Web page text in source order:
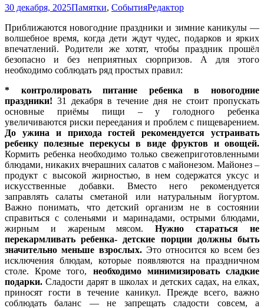
30 декабря, 2025Памятки, СобытияРедактор
Приближаются новогодние праздники и зимние каникулы —
волшебное время, когда дети ждут чудес, подарков и ярких
впечатлений. Родители же хотят, чтобы праздник прошёл
безопасно и без неприятных сюрпризов. А для этого
необходимо соблюдать ряд простых правил:
* контролировать питание ребенка в новогодние
праздники! 31 декабря в течение дня не стоит пропускать
основные приёмы пищи – у голодного ребенка
увеличиваются риски переедания и проблем с пищеварением.
До ужина и прихода гостей рекомендуется устраивать
ребенку полезные перекусы в виде фруктов и овощей.
Кормить ребенка необходимо только свежеприготовленными
блюдами, никаких вчерашних салатов с майонезом. Майонез –
продукт с высокой жирностью, в нем содержатся уксус и
искусственные добавки. Вместо него рекомендуется
заправлять салаты сметаной или натуральным йогуртом.
Важно понимать, что детский организм не в состоянии
справиться с соленьями и маринадами, острыми блюдами,
жирным и жареным мясом.Нужностараться не
перекармливать ребенка- детские порции должны быть
значительно меньше взрослых.Это относится ко всем без
исключения блюдам, которые появляются на праздничном
столе. Кроме того, необходимо минимизировать сладкие
подарки. Сладости дарят в школах и детских садах, на елках,
приносят гости в течение каникул. Прежде всего, важно
соблюдать баланс — не запрещать сладости совсем, а